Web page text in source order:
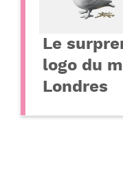
Le
logo du
Londres